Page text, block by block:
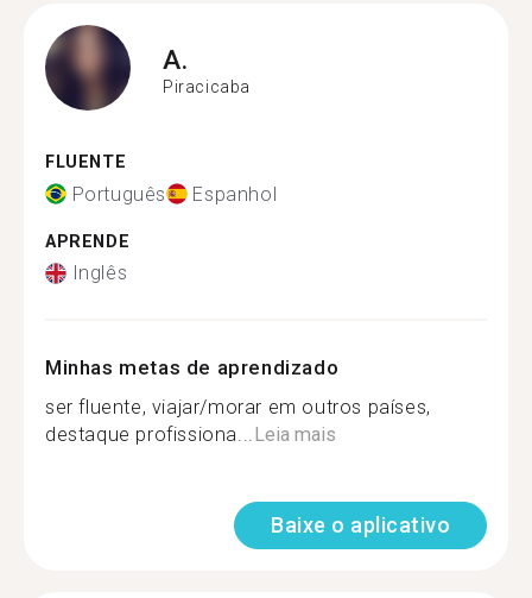
A.
Piracicaba
FLUENTE
Português Espanhol
APRENDE
Inglês
Minhas metas de aprendizado
ser fluente, viajar/morar em outros países,
destaque profissiona...Leia mais
Baixe o aplicativo